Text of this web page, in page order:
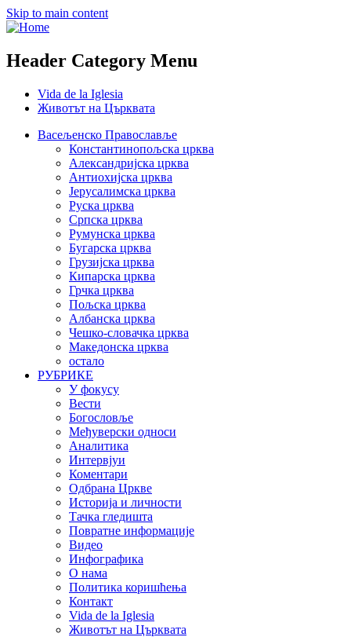
Skip to main content
Header Category Menu
Vida de la Iglesia
Животът на Църквата
Васељенско Православље
Константинопољска црква
Александријска црква
Антиохијска црква
Јерусалимска црква
Руска црква
Српска црква
Румунска црква
Бугарска црква
Грузијска црква
Кипарска црква
Грчка црква
Пољска црква
Албанска црква
Чешко-словачка црква
Македонска црква
остало
РУБРИКЕ
У фокусу
Вести
Богословље
Међуверски односи
Аналитика
Интервјуи
Коментари
Одбрана Цркве
Историја и личности
Тачка гледишта
Повратне информације
Видео
Инфографика
О нама
Политика коришћења
Контакт
Vida de la Iglesia
Животът на Църквата